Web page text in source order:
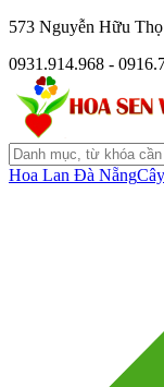
573 Nguyễn Hữu
0931.914.968 -
Hoa Lan Đà Nẵng